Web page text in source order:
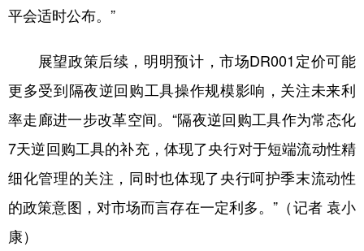
平会适时公布。”
展望政策后续，明明预计，市场DR001定价可能
更多受到隔夜逆回购工具操作规模影响，关注未来利
率走廊进一步改革空间。“隔夜逆回购工具作为常态化
7天逆回购工具的补充，体现了央行对于短端流动性精
细化管理的关注，同时也体现了央行呵护季末流动性
的政策意图，对市场而言存在一定利多。”（记者 袁小
康）